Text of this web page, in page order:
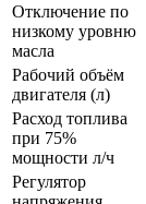
Отключение по
низкому уровню
масла
Рабочий объём
двигателя (л)
Расход топлива
при 75%
мощности л/ч
Регулятор